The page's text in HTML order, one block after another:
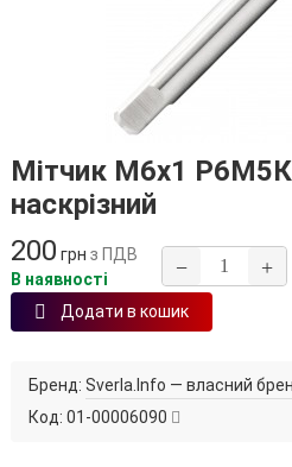
Мітчик М6х1
наскрізний
200 грн з ПДВ
В наявності
− +
Додати в кошик
Бренд: Sverla.Info — власний
Код: 01-00006090